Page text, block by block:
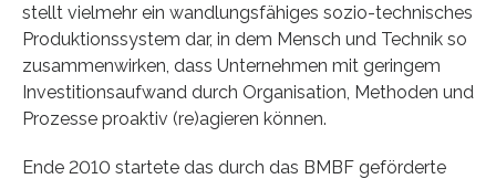
stellt vielmehr ein wandlungsfähiges sozio-technisches
Produktionssystem dar, in dem Mensch und Technik so
zusammenwirken, dass Unternehmen mit geringem
Investitionsaufwand durch Organisation, Methoden und
Prozesse proaktiv (re)agieren können.
Ende 2010 startete das durch das BMBF geförderte